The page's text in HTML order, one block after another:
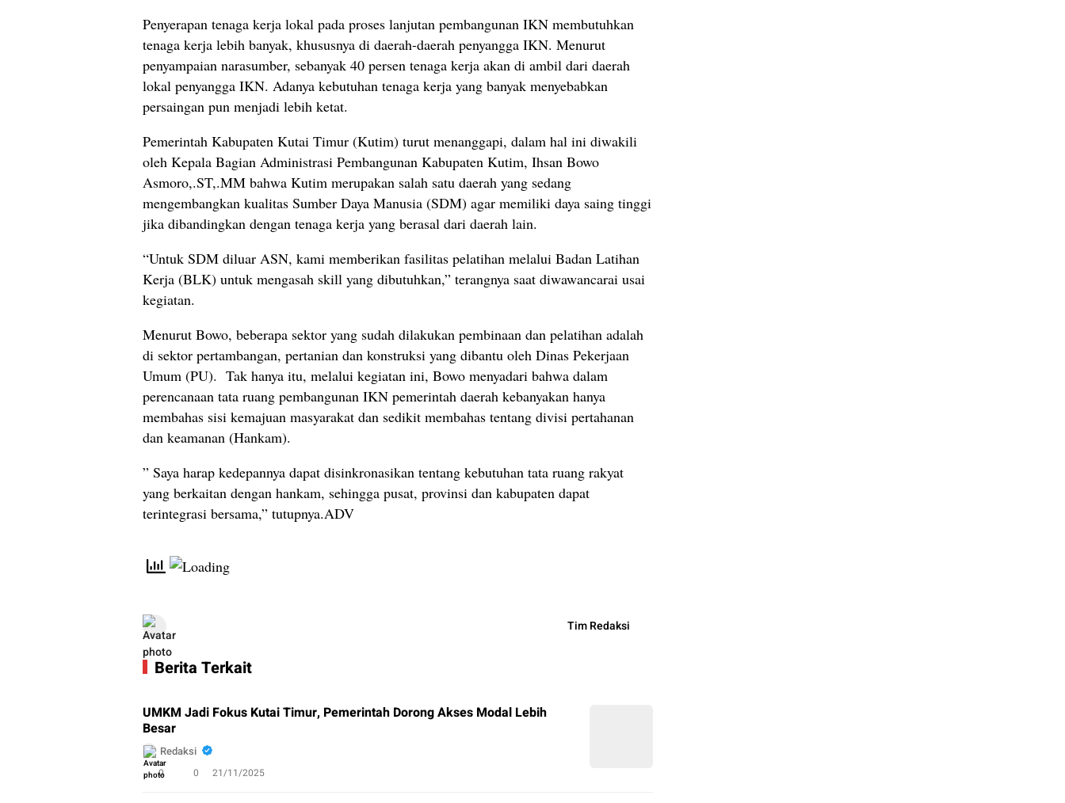
Penyerapan tenaga kerja lokal pada proses lanjutan pembangunan IKN membutuhkan
tenaga kerja lebih banyak, khususnya di daerah-daerah penyangga IKN. Menurut
penyampaian narasumber, sebanyak 40 persen tenaga kerja akan di ambil dari daerah
lokal penyangga IKN. Adanya kebutuhan tenaga kerja yang banyak menyebabkan
persaingan pun menjadi lebih ketat.
Pemerintah Kabupaten Kutai Timur (Kutim) turut menanggapi, dalam hal ini diwakili
oleh Kepala Bagian Administrasi Pembangunan Kabupaten Kutim, Ihsan Bowo
Asmoro,.ST,.MM bahwa Kutim merupakan salah satu daerah yang sedang
mengembangkan kualitas Sumber Daya Manusia (SDM) agar memiliki daya saing tinggi
jika dibandingkan dengan tenaga kerja yang berasal dari daerah lain.
“Untuk SDM diluar ASN, kami memberikan fasilitas pelatihan melalui Badan Latihan
Kerja (BLK) untuk mengasah skill yang dibutuhkan,” terangnya saat diwawancarai usai
kegiatan.
Menurut Bowo, beberapa sektor yang sudah dilakukan pembinaan dan pelatihan adalah
di sektor pertambangan, pertanian dan konstruksi yang dibantu oleh Dinas Pekerjaan
Umum (PU). Tak hanya itu, melalui kegiatan ini, Bowo menyadari bahwa dalam
perencanaan tata ruang pembangunan IKN pemerintah daerah kebanyakan hanya
membahas sisi kemajuan masyarakat dan sedikit membahas tentang divisi pertahanan
dan keamanan (Hankam).
” Saya harap kedepannya dapat disinkronasikan tentang kebutuhan tata ruang rakyat
yang berkaitan dengan hankam, sehingga pusat, provinsi dan kabupaten dapat
terintegrasi bersama,” tutupnya.ADV
Tim Redaksi
Berita Terkait
UMKM Jadi Fokus Kutai Timur, Pemerintah Dorong Akses Modal Lebih
Besar
Redaksi
0 0 21/11/2025